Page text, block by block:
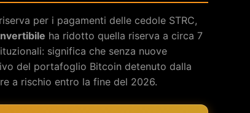
per i pagamenti delle cedole STRC,
ha ridotto quella riserva a circa 7
significa che senza nuove
del portafoglio Bitcoin detenuto dalla
a rischio entro la fine del 2026.